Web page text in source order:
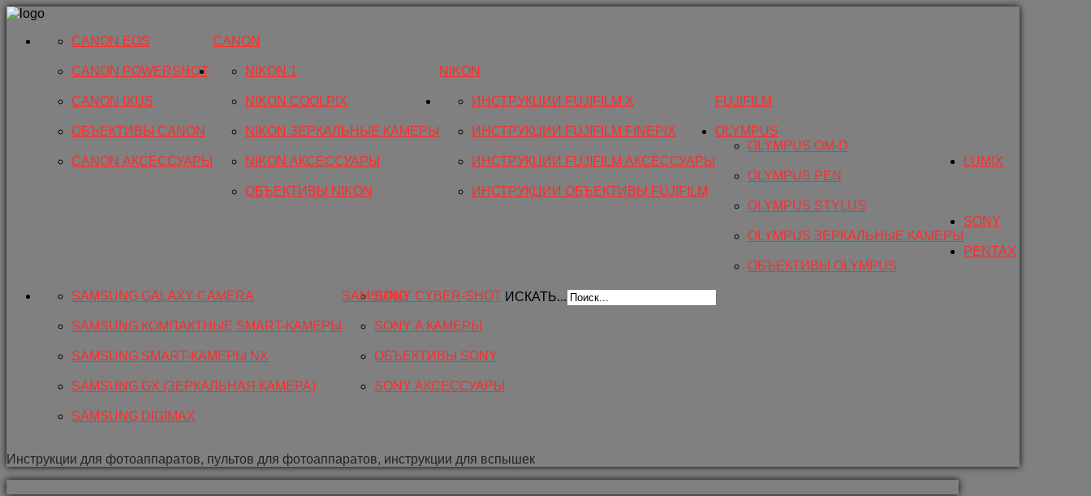
CANON
CANON EOS
CANON POWERSHOT
CANON IXUS
ОБЪЕКТИВЫ CANON
CANON АКСЕССУАРЫ
NIKON
NIKON 1
NIKON COOLPIX
NIKON ЗЕРКАЛЬНЫЕ КАМЕРЫ
NIKON АКСЕССУАРЫ
ОБЪЕКТИВЫ NIKON
FUJIFILM
ИНСТРУКЦИИ FUJIFILM X
ИНСТРУКЦИИ FUJIFILM FINEPIX
ИНСТРУКЦИИ FUJIFILM АКСЕССУАРЫ
ИНСТРУКЦИИ ОБЪЕКТИВЫ FUJIFILM
OLYMPUS
OLYMPUS OM-D
OLYMPUS PEN
OLYMPUS STYLUS
OLYMPUS ЗЕРКАЛЬНЫЕ КАМЕРЫ
ОБЪЕКТИВЫ OLYMPUS
LUMIX
SAMSUNG
SAMSUNG GALAXY CAMERA
SAMSUNG КОМПАКТНЫЕ SMART-КАМЕРЫ
SAMSUNG SMART-КАМЕРЫ NX
SAMSUNG GX (ЗЕРКАЛЬНАЯ КАМЕРА)
SAMSUNG DIGIMAX
SONY
SONY CYBER-SHOT
SONY Α КАМЕРЫ
ОБЪЕКТИВЫ SONY
SONY АКСЕССУАРЫ
PENTAX
ИСКАТЬ...
Инструкции для фотоаппаратов, пультов для фотоаппаратов, инструкции для вспышек